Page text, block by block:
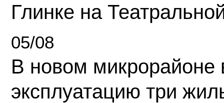
Глинке на
05/08
В новом микрорайоне
эксплуатацию три